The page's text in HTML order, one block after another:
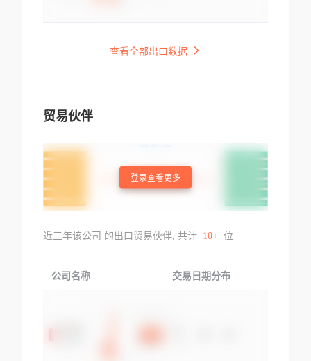
查看全部出口数据
贸易伙伴
登录查看更多
近三年该公司 的出口贸易伙伴, 共计 10+ 位
公司名称 交易日期分布